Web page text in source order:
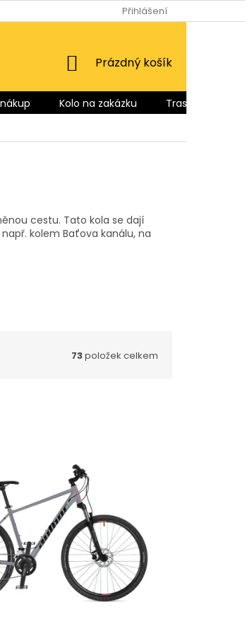
Přihlášení
NÁKUPNÍ
Prázdný košík
Kolo na zakázku
Trasy pro Vás
cestu. Tato kola se dají
kolem Baťova kanálu, na
73položek celkem